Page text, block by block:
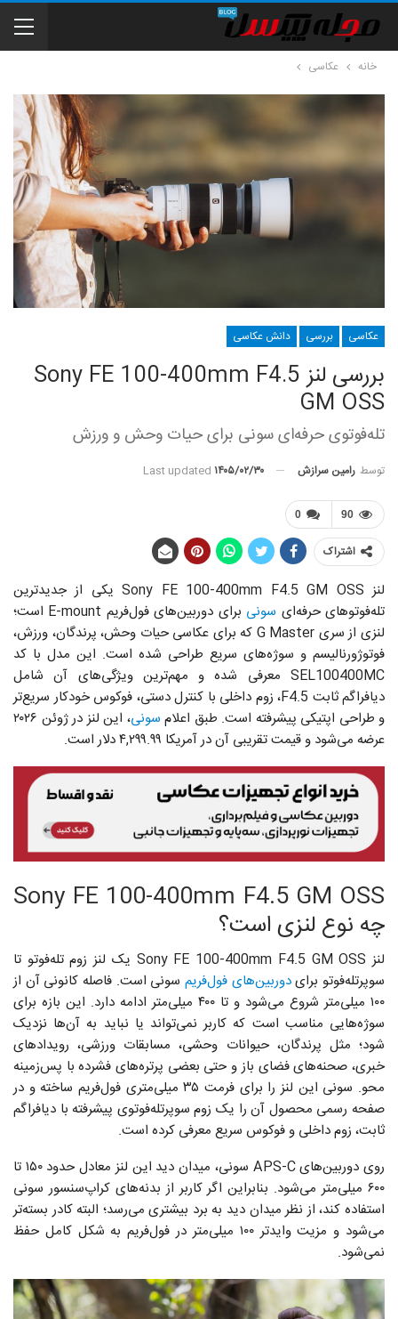
خانه عکاسی
عکاسی بررسی دانش عکاسی
بررسی لنز Sony FE 100-400mm F4.5
GM OSS
تله‌فوتوی حرفه‌ای سونی برای حیات وحش و ورزش
توسط رامین سرازش Last updated ۱۴۰۵/۰۲/۳۰
0 90
اشتراک
لنز Sony FE 100-400mm F4.5 GM OSS یکی از جدیدترین
تله‌فوتوهای حرفه‌ای سونی
برای دوربین‌های فول‌فریم E-mount است؛
لنزی از سری G Master که برای عکاسی حیات وحش، پرندگان، ورزش،
فوتوژورنالیسم و سوژه‌های سریع طراحی شده است. این مدل با کد
SEL100400MC معرفی شده و مهم‌ترین ویژگی‌های آن شامل
دیافراگم ثابت F4.5، زوم داخلی با کنترل دستی، فوکوس خودکار سریع‌تر
و طراحی اپتیکی پیشرفته است. طبق اعلام سونی
، این لنز در ژوئن ۲۰۲۶
عرضه می‌شود و قیمت تقریبی آن در آمریکا ۴,۲۹۹.۹۹ دلار است.
Sony FE 100-400mm F4.5 GM OSS
چه نوع لنزی است؟
لنز Sony FE 100-400mm F4.5 GM OSS یک لنز زوم تله‌فوتو تا
سوپرتله‌فوتو برایدوربین‌های فول‌فریم سونی است. فاصله کانونی آن از
۱۰۰ میلی‌متر شروع می‌شود و تا ۴۰۰ میلی‌متر ادامه دارد. این بازه برای
سوژه‌هایی مناسب است که کاربر نمی‌تواند یا نباید به آن‌ها نزدیک
شود؛ مثل پرندگان، حیوانات وحشی، مسابقات ورزشی، رویدادهای
خبری، صحنه‌های فضای باز و حتی بعضی پرتره‌های فشرده با پس‌زمینه
محو. سونی این لنز را برای فرمت ۳۵ میلی‌متری فول‌فریم ساخته و در
صفحه رسمی محصول آن را یک زوم سوپرتله‌فوتوی پیشرفته با دیافراگم
ثابت، زوم داخلی و فوکوس سریع معرفی کرده است.
روی دوربین‌های APS-C سونی، میدان دید این لنز معادل حدود ۱۵۰ تا
۶۰۰ میلی‌متر می‌شود. بنابراین اگر کاربر از بدنه‌های کراپ‌سنسور سونی
استفاده کند، از نظر میدان دید به برد بیشتری می‌رسد؛ البته کادر بسته‌تر
می‌شود و مزیت وایدتر ۱۰۰ میلی‌متر در فول‌فریم به شکل کامل حفظ
نمی‌شود.